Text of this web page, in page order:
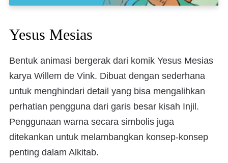
Yesus Mesias
Bentuk animasi bergerak dari komik Yesus Mesias
karya Willem de Vink. Dibuat dengan sederhana
untuk menghindari detail yang bisa mengalihkan
perhatian pengguna dari garis besar kisah Injil.
Penggunaan warna secara simbolis juga
ditekankan untuk melambangkan konsep-konsep
penting dalam Alkitab.